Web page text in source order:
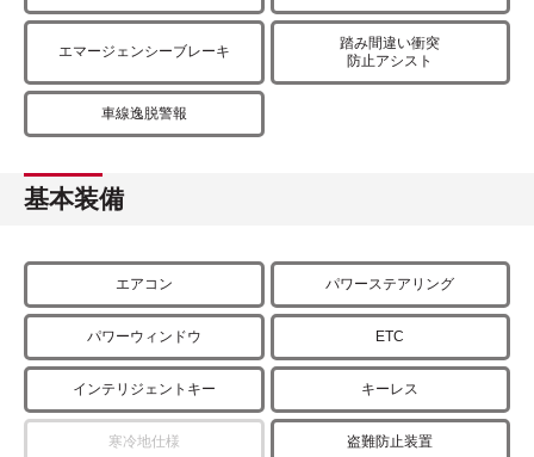
エマージェンシーブレーキ
踏み間違い衝突
防止アシスト
車線逸脱警報
基本装備
エアコン パワーステアリング
パワーウィンドウ ETC
インテリジェントキー キーレス
寒冷地仕様 盗難防止装置